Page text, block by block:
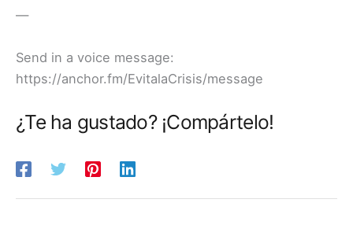
—
Send in a voice message:
https://anchor.fm/EvitalaCrisis/message
¿Te ha gustado? ¡Compártelo!